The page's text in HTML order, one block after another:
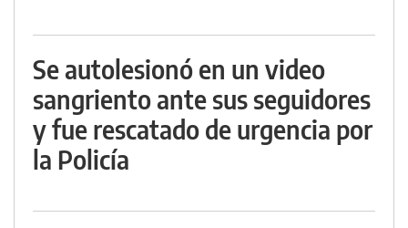
Se autolesionó en un video
sangriento ante sus seguidores
y fue rescatado de urgencia por
la Policía